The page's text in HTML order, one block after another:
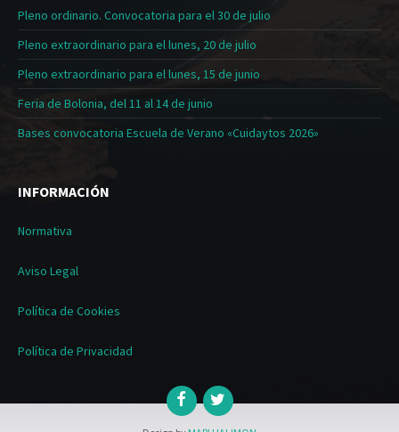
Pleno ordinario. Convocatoria para el 30 de julio
Pleno extraordinario para el lunes, 20 de julio
Pleno extraordinario para el lunes, 15 de junio
Feria de Bolonia, del 11 al 14 de junio
Bases convocatoria Escuela de Verano «Cuidaytos 2026»
INFORMACIÓN
Normativa
Aviso Legal
Política de Cookies
Política de Privacidad